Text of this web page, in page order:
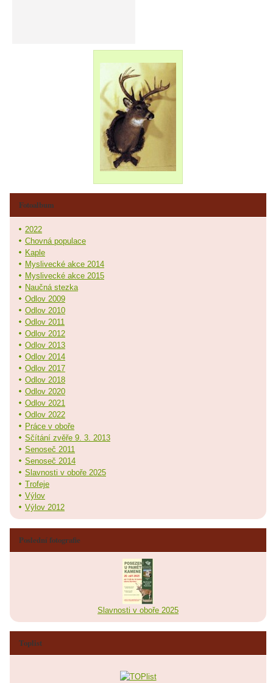
Fotoalbum
2022
Chovná populace
Kaple
Myslivecké akce 2014
Myslivecké akce 2015
Naučná stezka
Odlov 2009
Odlov 2010
Odlov 2011
Odlov 2012
Odlov 2013
Odlov 2014
Odlov 2017
Odlov 2018
Odlov 2020
Odlov 2021
Odlov 2022
Práce v oboře
Sčítání zvěře 9. 3. 2013
Senoseč 2011
Senoseč 2014
Slavnosti v oboře 2025
Trofeje
Výlov
Výlov 2012
Poslední fotografie
Slavnosti v oboře 2025
Toplist